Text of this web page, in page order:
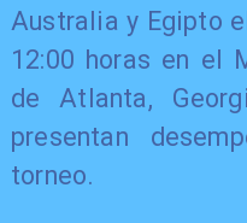
Australia y Egipto
12:00 horas en el
de Atlanta,
presentan
torneo.